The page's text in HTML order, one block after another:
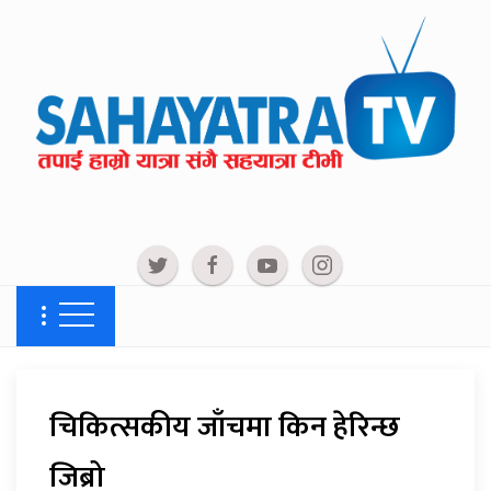
चिकित्सकीय जाँचमा किन हेरिन्छ
जिब्रो